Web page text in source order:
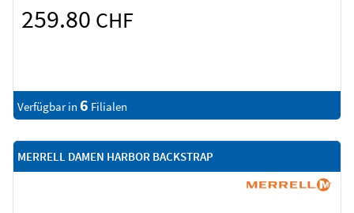
259.80 CHF
Verfügbar in 6 Filialen
MERRELL DAMEN HARBOR BACKSTRAP